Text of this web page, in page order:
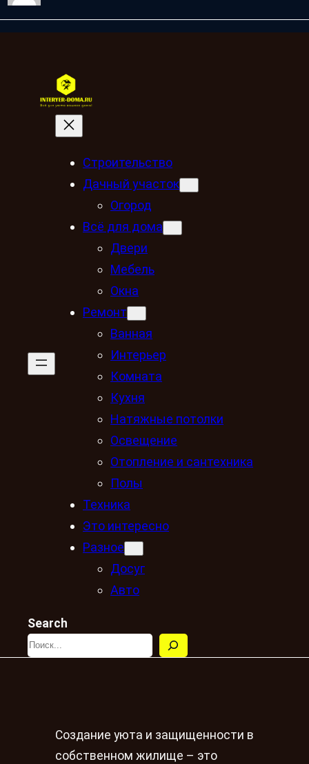
Строительство
Дачный участок
Огород
Всё для дома
Двери
Мебель
Окна
Ремонт
Ванная
Интерьер
Комната
Кухня
Натяжные потолки
Освещение
Отопление и сантехника
Полы
Техника
Это интересно
Разное
Досуг
Авто
Search
Создание уюта и защищенности в
собственном жилище – это